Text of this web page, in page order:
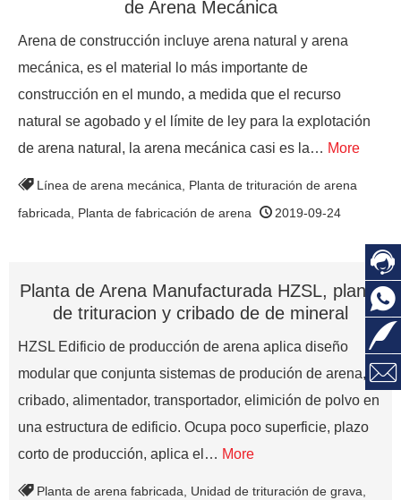
de Arena Mecánica
Arena de construcción incluye arena natural y arena
mecánica, es el material lo más importante de
construcción en el mundo, a medida que el recurso
natural se agobado y el límite de ley para la explotación
de arena natural, la arena mecánica casi es la… More
Línea de arena mecánica
Planta de trituración de arena
fabricada
Planta de fabricación de arena 2019-09-24
Planta de Arena Manufacturada HZSL, planta
de trituracion y cribado de de mineral
HZSL Edificio de producción de arena aplica diseño
modular que conjunta sistemas de produción de arena,
cribado, alimentador, transportador, elimición de polvo en
una estructura de edificio. Ocupa poco superficie, plazo
corto de producción, aplica el… More
Planta de arena fabricada Unidad de trituración de grava



